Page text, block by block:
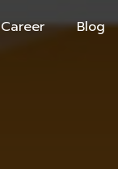
Career Blog